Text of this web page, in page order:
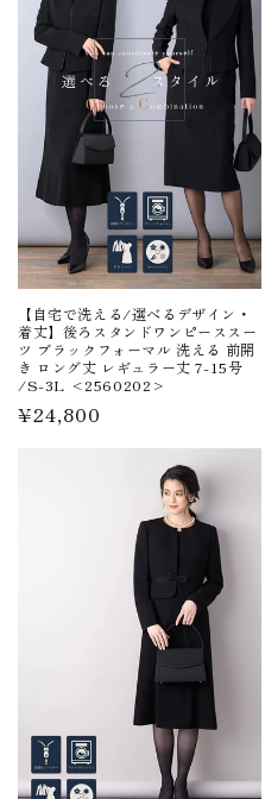
【自宅で洗える/選べるデザイン・
着丈】後ろスタンドワンピーススー
ツ ブラックフォーマル 洗える 前開
き ロング丈 レギュラー丈 7-15号
/S-3L <2560202>
通
¥24,800